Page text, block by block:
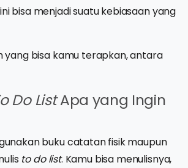
bisa menjadi suatu kebiasaan yang
yang bisa kamu terapkan, antara
Do ListApa yang Ingin
buku catatan fisik maupun
to do list. Kamu bisa menulisnya,